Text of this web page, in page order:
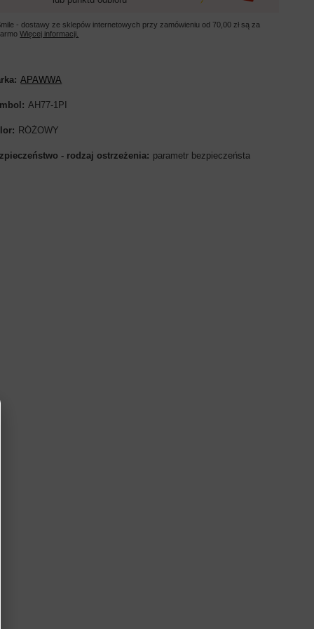
- dostawy ze sklepów internetowych przy zamówieniu od 70,00 zł są za
Więcej informacji.
APAWWA
AH77-1PI
RÓŻOWY
- rodzaj ostrzeżenia parametr bezpieczeństa